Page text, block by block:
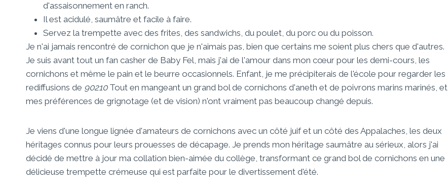
d'assaisonnement en ranch.
Il est acidulé, saumâtre et facile à faire.
Servez la trempette avec des frites, des sandwichs, du poulet, du porc ou du poisson.
Je n'ai jamais rencontré de cornichon que je n'aimais pas, bien que certains me soient plus chers que d'autres.
Je suis avant tout un fan casher de Baby Fel, mais j'ai de l'amour dans mon cœur pour les demi-cours, les
cornichons et même le pain et le beurre occasionnels. Enfant, je me précipiterais de l'école pour regarder les
rediffusions de 90210Tout en mangeant un grand bol de cornichons d'aneth et de poivrons marins marinés, et
mes préférences de grignotage (et de vision) n'ont vraiment pas beaucoup changé depuis.
Je viens d'une longue lignée d'amateurs de cornichons avec un côté juif et un côté des Appalaches, les deux
héritages connus pour leurs prouesses de décapage. Je prends mon héritage saumâtre au sérieux, alors j'ai
décidé de mettre à jour ma collation bien-aimée du collège, transformant ce grand bol de cornichons en une
délicieuse trempette crémeuse qui est parfaite pour le divertissement d'été.